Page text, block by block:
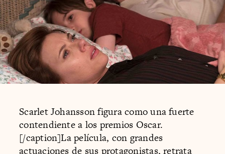
Scarlet Johansson figura como una fuerte
contendiente a los premios Oscar.
[/caption]La película, con grandes
actuaciones de sus protagonistas, retrata